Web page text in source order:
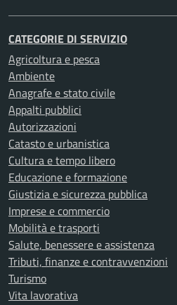
CATEGORIE DI SERVIZIO
Agricoltura e pesca
Ambiente
Anagrafe e stato civile
Appalti pubblici
Autorizzazioni
Catasto e urbanistica
Cultura e tempo libero
Educazione e formazione
Giustizia e sicurezza pubblica
Imprese e commercio
Mobilità e trasporti
Salute, benessere e assistenza
Tributi, finanze e contravvenzioni
Turismo
Vita lavorativa